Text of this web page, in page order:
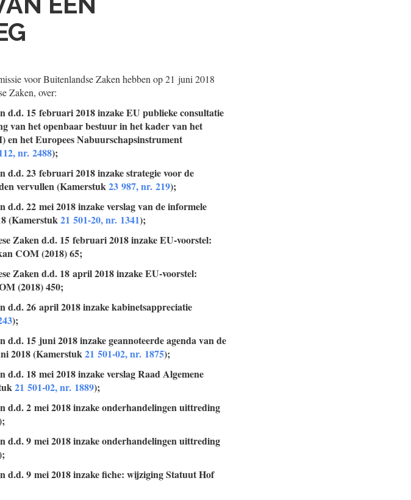
voor Buitenlandse Zaken hebben op 21 juni 2018
Zaken, over:
15 februari 2018 inzake EU publieke consultatie
van het openbaar bestuur in het kader van het
en het Europees Nabuurschapsinstrument
nr. 2488);
23 februari 2018 inzake strategie voor de
vervullen (Kamerstuk23 987, nr. 219);
22 mei 2018 inzake verslag van de informele
(Kamerstuk21 501-20, nr. 1341);
Zaken d.d. 15 februari 2018 inzake EU-voorstel:
COM (2018) 65;
Zaken d.d. 18 april 2018 inzake EU-voorstel:
(2018) 450;
d.d. 26 april 2018 inzake kabinetsappreciatie
);
15 juni 2018 inzake geannoteerde agenda van de
2018 (Kamerstuk21 501-02, nr. 1875);
18 mei 2018 inzake verslag Raad Algemene
21 501-02, nr. 1889);
2 mei 2018 inzake onderhandelingen uittreding
9 mei 2018 inzake onderhandelingen uittreding
d.d. 9 mei 2018 inzake fiche: wijziging Statuut Hof